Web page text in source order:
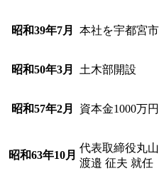
昭和39年7月 本社を宇都宮
昭和50年3月 土木部開設
昭和57年2月 資本金1000万
昭和63年10月
代表取締役丸
渡邉 征夫 就任